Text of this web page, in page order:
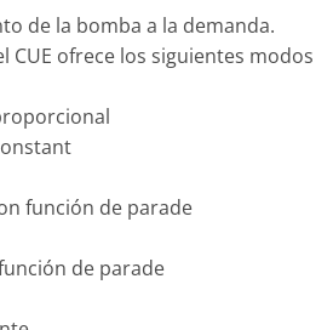
de la bomba a la demanda.
CUE ofrece los siguientes modos
función de parade
de parade